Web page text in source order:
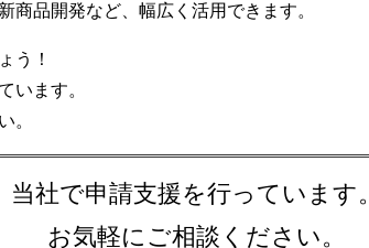
商品開発など、幅広く活用できます。
う！
います。
。
当社で申請支援を行っています。
お気軽にご相談ください。